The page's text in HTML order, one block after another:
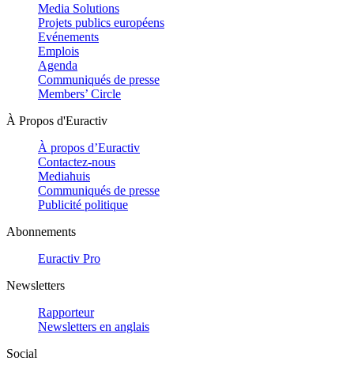
Media Solutions
Projets publics européens
Evénements
Emplois
Agenda
Communiqués de presse
Members’ Circle
À Propos d'Euractiv
À propos d’Euractiv
Contactez-nous
Mediahuis
Communiqués de presse
Publicité politique
Abonnements
Euractiv Pro
Newsletters
Rapporteur
Newsletters en anglais
Social